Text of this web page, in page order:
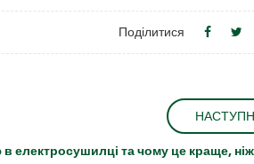
Поділитися
електросушилці та чому це краще,